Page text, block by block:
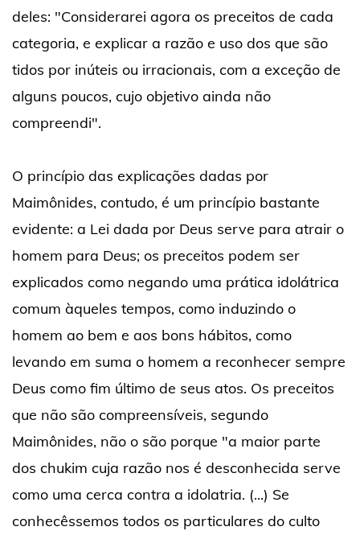
deles: "Considerarei agora os preceitos de cada
categoria, e explicar a razão e uso dos que são
tidos por inúteis ou irracionais, com a exceção de
alguns poucos, cujo objetivo ainda não
compreendi".
O princípio das explicações dadas por
Maimônides, contudo, é um princípio bastante
evidente: a Lei dada por Deus serve para atrair o
homem para Deus; os preceitos podem ser
explicados como negando uma prática idolátrica
comum àqueles tempos, como induzindo o
homem ao bem e aos bons hábitos, como
levando em suma o homem a reconhecer sempre
Deus como fim último de seus atos. Os preceitos
que não são compreensíveis, segundo
Maimônides, não o são porque "a maior parte
dos chukim cuja razão nos é desconhecida serve
como uma cerca contra a idolatria. (...) Se
conhecêssemos todos os particulares do culto